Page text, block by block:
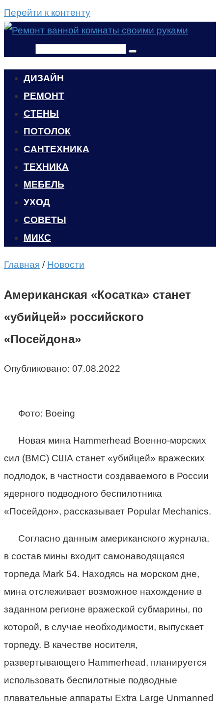
Перейти к контенту
ДИЗАЙН
РЕМОНТ
СТЕНЫ
ПОТОЛОК
САНТЕХНИКА
ТЕХНИКА
МЕБЕЛЬ
УХОД
CОВЕТЫ
МИКС
Главная / Новости
Американская «Косатка» станет
«убийцей» российского
«Посейдона»
Опубликовано: 07.08.2022
Фото: Boeing
Новая мина Hammerhead Военно-морских
сил (ВМС) США станет «убийцей» вражеских
подлодок, в частности создаваемого в России
ядерного подводного беспилотника
«Посейдон», рассказывает Popular Mechanics.
Согласно данным американского журнала,
в состав мины входит самонаводящаяся
торпеда Mark 54. Находясь на морском дне,
мина отслеживает возможное нахождение в
заданном регионе вражеской субмарины, по
которой, в случае необходимости, выпускает
торпеду. В качестве носителя,
развертывающего Hammerhead, планируется
использовать беспилотные подводные
плавательные аппараты Extra Large Unmanned